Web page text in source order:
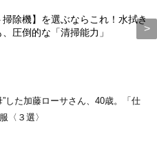
掃除機】を選ぶならこれ！水拭き
圧倒的な「清掃能力」
”した加藤ローサさん、40歳。「仕
〈３選〉